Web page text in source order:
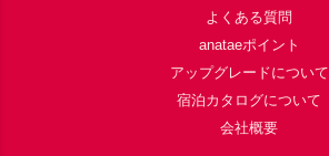
よくある質問
anataeポイント
アップグレードについて
宿泊カタログについて
会社概要